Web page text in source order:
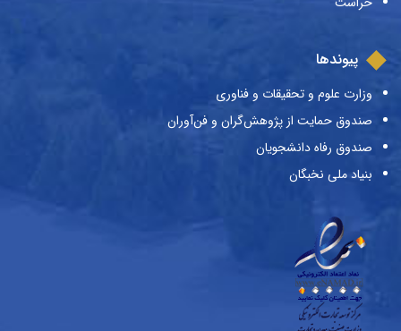
پیوندها
وزارت علوم و تحقیقات و فناوری
صندوق حمایت از پژوهش‌گران و فن‌آوران
صندوق رفاه دانشجویان
بنیاد ملی نخبگان